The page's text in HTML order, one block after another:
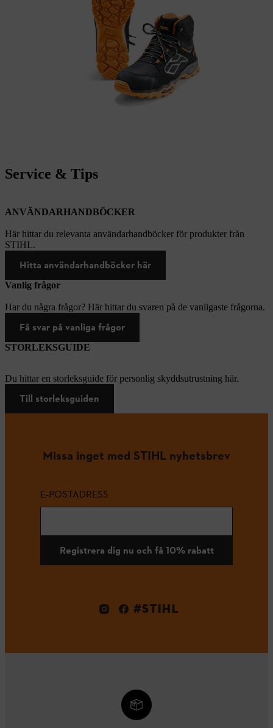
Service & Tips
ANVÄNDARHANDBÖCKER
Här hittar du relevanta användarhandböcker för produkter från
STIHL.
Hitta användarhandböcker här
Vanlig frågor
Har du några frågor? Här hittar du svaren på de vanligaste frågorna.
Få svar på vanliga frågor
STORLEKSGUIDE
Du hittar en storleksguide för personlig skyddsutrustning här.
Till storleksguiden
Missa inget med STIHL nyhetsbrev
E-POSTADRESS
Registrera dig nu och få 10% rabatt
#STIHL